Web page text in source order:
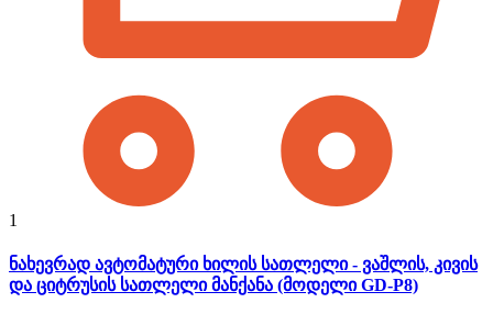
1
ნახევრად ავტომატური ხილის სათლელი - ვაშლის, კივის
და ციტრუსის სათლელი მანქანა (მოდელი GD-P8)